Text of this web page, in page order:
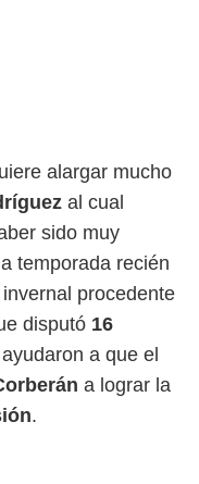
alargar mucho
al cual
sido muy
temporada recién
procedente
disputó 16
a que el
a lograr la
.